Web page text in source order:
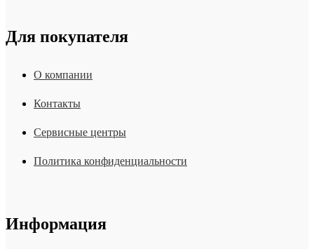
Для покупателя
О компании
Контакты
Сервисные центры
Политика конфиденциальности
Информация